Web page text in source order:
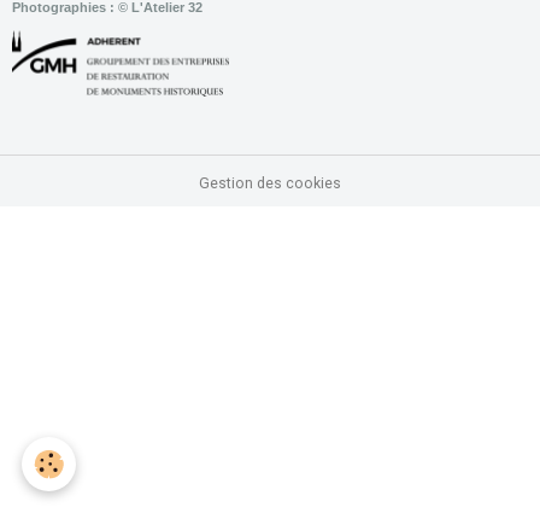
Photographies : © L'Atelier 32
Gestion des cookies